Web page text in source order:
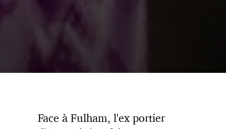
Face à Fulham, l'ex portier